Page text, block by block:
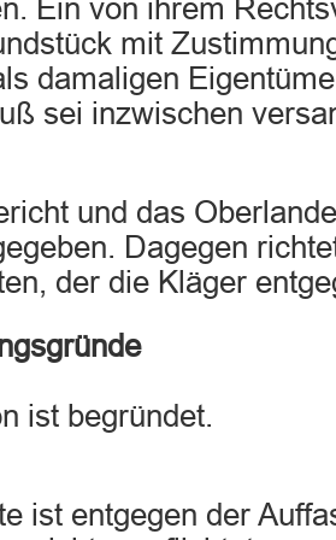
Ein von ihrem
mit
damaligen
sei inzwischen
und das
Dagegen
der die Kläger
ist begründet.
ist entgegen der